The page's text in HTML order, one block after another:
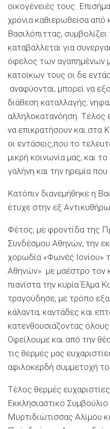
οικογένειές τους.
χρόνια καθιερωθείσα από
Βασιλόπιττας,
καταβάλλεται για
όφελος των αγαπημένων
κατοίκων τους οι δε
αναφύονται, μπορεί να
διάθεση καταλλαγής,
αλληλοκατανόηση. Τέλος
να επικρατήσουν και στα
οι εντάσεις,που το
μικρή κοινωνία μας, και
γαλήνη και την ηρεμία που
Κατόπιν διανεμήθηκε η
έτυχε στην εξ
Φέτος, με φροντίδα της
Συνδέσμου Αθηνών, την
χορωδία «Φωνές Ιονίου»
Αθηνών» με μαέστρο τον
πιανίστα την κυρία Έλμα
τραγούδησε, με τρόπο
κάλαντα, καντάδες και
κατενθουσιάζοντας
Οφείλουμε και από την
τις θερμές μας
αφιλοκερδή συμμετοχή
Τέλος θερμές
Εκκλησιαστικό
Μυρτιδιώτισσας Αλίμου